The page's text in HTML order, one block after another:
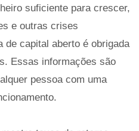
suficiente para crescer,
e outras crises
de capital aberto é obrigada
Essas informações são
pessoa com uma